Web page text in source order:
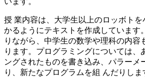
授 業内容は、大学生以上のロッボト
かるようにテキストを作成しています
りながら、中学生の数学や理科の内容
ります。プログラミングについては、
ングされたものを書き込み、パラーメ
り、新たなプログラムを組 んだりしま